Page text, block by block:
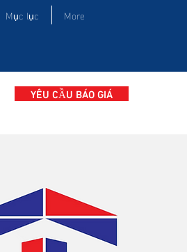
Mục lục More
YÊU CẦU BÁO GIÁ